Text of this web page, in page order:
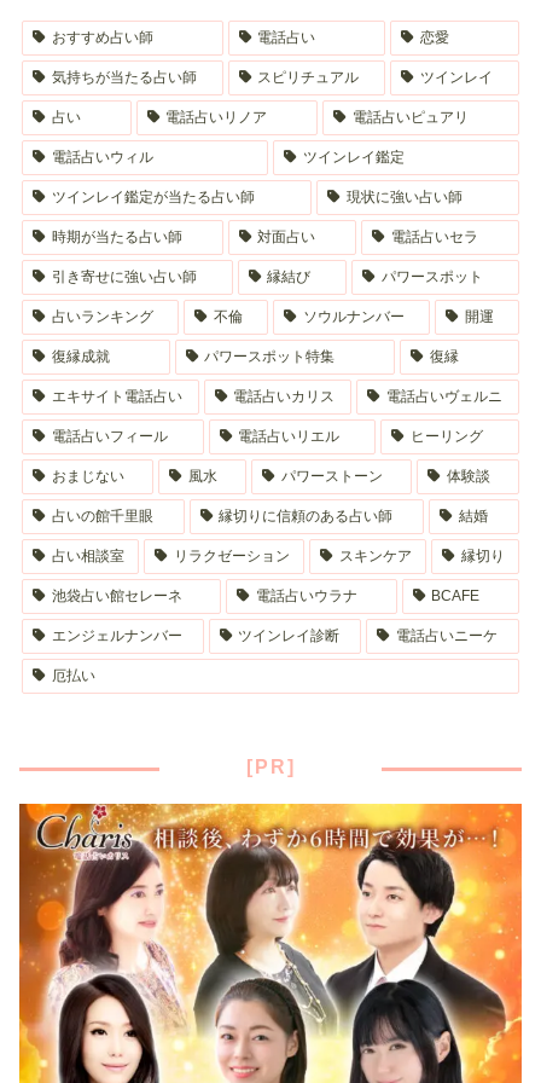
おすすめ占い師 電話占い 恋愛
気持ちが当たる占い師 スピリチュアル ツインレイ
占い 電話占いリノア 電話占いピュアリ
電話占いウィル ツインレイ鑑定
ツインレイ鑑定が当たる占い師 現状に強い占い師
時期が当たる占い師 対面占い 電話占いセラ
引き寄せに強い占い師 縁結び パワースポット
占いランキング 不倫 ソウルナンバー 開運
復縁成就 パワースポット特集 復縁
エキサイト電話占い 電話占いカリス 電話占いヴェルニ
電話占いフィール 電話占いリエル ヒーリング
おまじない 風水 パワーストーン 体験談
占いの館千里眼 縁切りに信頼のある占い師 結婚
占い相談室 リラクゼーション スキンケア 縁切り
池袋占い館セレーネ 電話占いウラナ BCAFE
エンジェルナンバー ツインレイ診断 電話占いニーケ
厄払い
[PR]